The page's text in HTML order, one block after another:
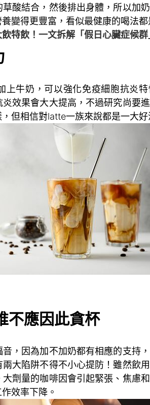
酸結合，然後排出身體，所以加
變得更豐富，看似最健康的喝法都
特飲！一文拆解「假日心臟症候群
上牛奶，可以強化免疫細胞抗炎
效果會大大提高，不過研究尚要
但相信對latte一族來說都是一大好
不應因此貪杯
，因為加不加奶都有相應的支持
大陷阱不得不小心提防！雖然飲
劑量的咖啡因會引起緊張、焦慮
效率下降。